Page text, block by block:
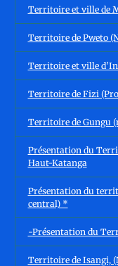
Territoire et ville de
Territoire de Pweto
Territoire et ville
Territoire de Fizi
Territoire de Gungu
Présentation du
Haut-Katanga
Présentation du
central) *
-Présentation du
Territoire de Isangi,